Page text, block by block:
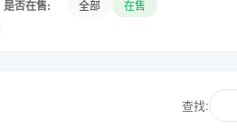
是否在售: 全部 在售
查找: